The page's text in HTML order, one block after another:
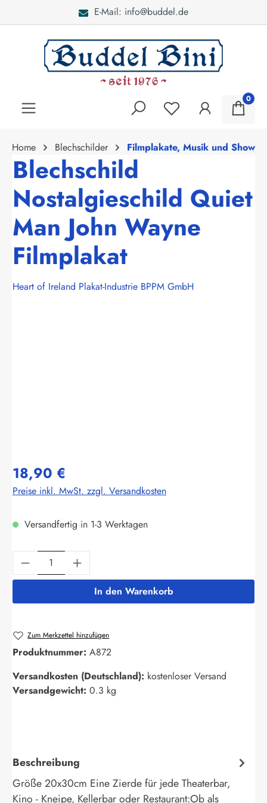
E-Mail: info@buddel.de
0
Home Blechschilder Filmplakate, Musik und Show
Blechschild
Nostalgieschild Quiet
Man John Wayne
Filmplakat
Heart of Ireland Plakat-Industrie BPPM GmbH
18,90 €
Preise inkl. MwSt. zzgl. Versandkosten
Versandfertig in 1-3 Werktagen
Produkt Anzahl: Gib den gewünschten
In den Warenkorb
Zum Merkzettel hinzufügen
Produktnummer: A872
Versandkosten (Deutschland): kostenloser Versand
Versandgewicht: 0.3 kg
Beschreibung
Größe 20x30cm Eine Zierde für jede Theaterbar,
Kino - Kneipe, Kellerbar oder Restaurant:Ob als